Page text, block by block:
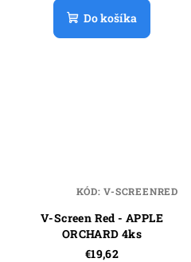
Do košíka
V-Screen Red - APPLE
ORCHARD 4ks
€19,62
KÓD:V-SCREENRED